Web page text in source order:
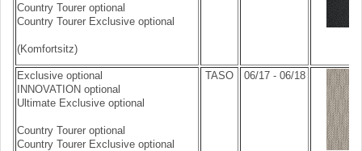
Country Tourer optional
Country Tourer Exclusive optional
(Komfortsitz)
Exclusive optional
INNOVATION optional
Ultimate Exclusive optional
Country Tourer optional
Country Tourer Exclusive optional
TASO 06/17 - 06/18